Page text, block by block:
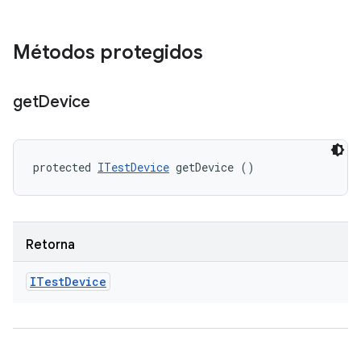
Métodos protegidos
getDevice
protected ITestDevice getDevice ()
Retorna
ITestDevice